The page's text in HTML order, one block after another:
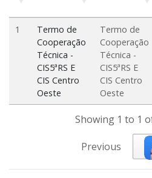
1
Termo de
Cooperação
Técnica -
CIS5ªRS E
CIS Centro
Oeste
Termo de
Cooperação
Técnica -
CIS5ªRS E
CIS Centro
Oeste
Showing 1 to 1
Previous